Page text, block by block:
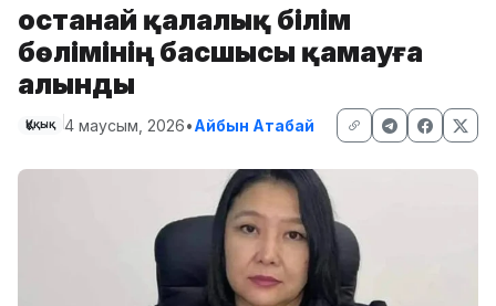
Қостанай қалалық білім
бөлімінің басшысы қамауға
алынды
Құқық 4 маусым, 2026•Айбын Атабай